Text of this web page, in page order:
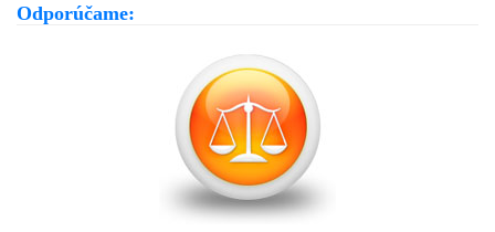
Odporúčame: